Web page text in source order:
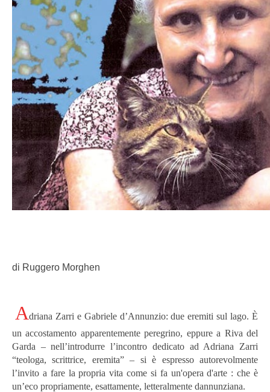
di Ruggero Morghen
Adriana Zarri e Gabriele d’Annunzio: due eremiti sul lago. È
un accostamento apparentemente peregrino, eppure a Riva del
Garda – nell’introdurre l’incontro dedicato ad Adriana Zarri
“teologa, scrittrice, eremita” – si è espresso autorevolmente
l’invito a fare la propria vita come si fa un'opera d'arte : che è
un’eco propriamente, esattamente, letteralmente dannunziana.